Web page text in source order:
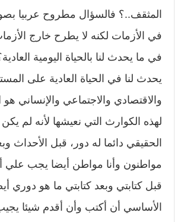
المثقف..؟ فالسؤال مطروح عربيا
في الأزمات لكنه لا يطرح خارج
في ما يحدث لنا بالحياة اليومية
يحدث لنا في الحياة العادية على
والاقتصادي والاجتماعي والإنساني هو
لهذه الكوارث التي نعيشها لأنه لم
الحقيقي دائما له دور، قبل الأحداث
مواطنون وأنا مواطن أيضا يجب
قبل كتابتي وبعد كتابتي ما هو دوري
الأساسي أن أكتب وأن أقدم شيئا